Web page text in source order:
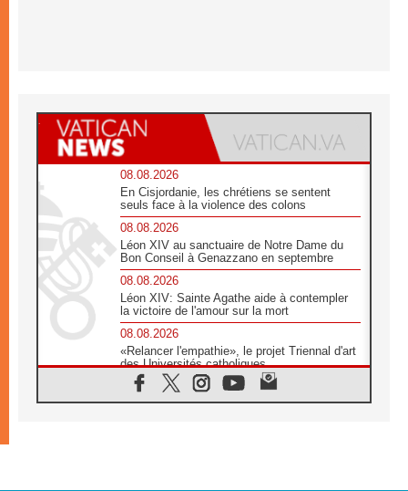
08.08.2026
En Cisjordanie, les chrétiens se sentent
seuls face à la violence des colons
08.08.2026
Léon XIV au sanctuaire de Notre Dame du
Bon Conseil à Genazzano en septembre
08.08.2026
Léon XIV: Sainte Agathe aide à contempler
la victoire de l'amour sur la mort
08.08.2026
«Relancer l'empathie», le projet Triennal d'art
des Universités catholiques
08.08.2026
Signis 2026, donner la parole aux religieuses